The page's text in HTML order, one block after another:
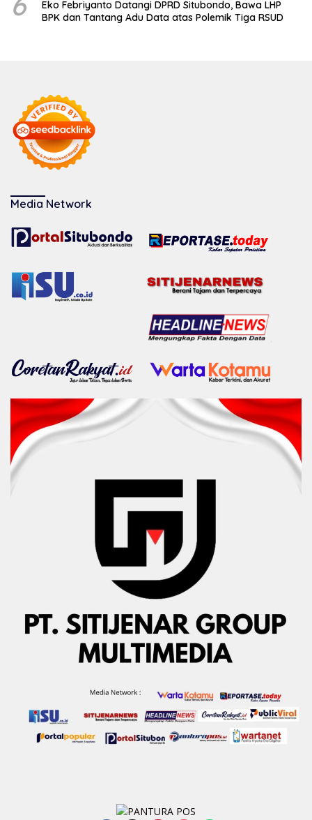
Eko Febriyanto Datangi DPRD Situbondo, Bawa LHP
BPK dan Tantang Adu Data atas Polemik Tiga RSUD
Media Network